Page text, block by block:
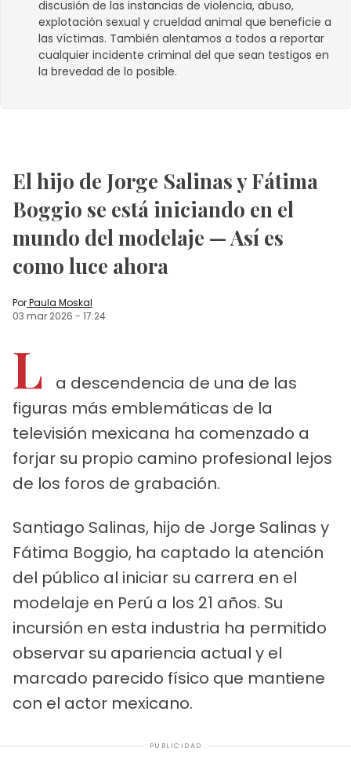
discusión de las instancias de violencia, abuso,
explotación sexual y crueldad animal que beneficie a
las víctimas. También alentamos a todos a reportar
cualquier incidente criminal del que sean testigos en
la brevedad de lo posible.
El hijo de Jorge Salinas y Fátima
Boggio se está iniciando en el
mundo del modelaje — Así es
como luce ahora
PorPaula Moskal
03 mar 2026 - 17:24
L
a descendencia de una de las
figuras más emblemáticas de la
televisión mexicana ha comenzado a
forjar su propio camino profesional lejos
de los foros de grabación.
Santiago Salinas, hijo de Jorge Salinas y
Fátima Boggio, ha captado la atención
del público al iniciar su carrera en el
modelaje en Perú a los 21 años. Su
incursión en esta industria ha permitido
observar su apariencia actual y el
marcado parecido físico que mantiene
con el actor mexicano.
PUBLICIDAD